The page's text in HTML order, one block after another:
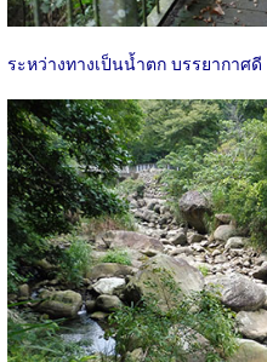
ระหว่างทางเป็นน้ำตก บรรยากาศดี